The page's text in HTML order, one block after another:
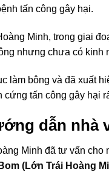
tấn công gây hại.
Minh, trong giai
nhưng chưa có kinh
làm bông và đã xuất
cứng tấn công gây hại
dẫn nhà
Minh đã tư vấn
(Lớn Trái Hoàng